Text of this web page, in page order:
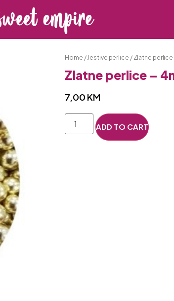
Home /Jestive perlice / Zlatne perlice
Zlatne perlice –
7,00 KM
ADD TO CART